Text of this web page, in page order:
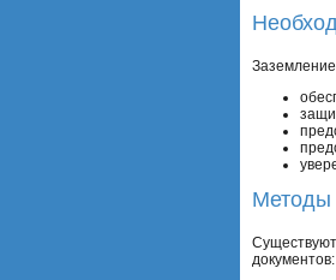
Методы
документов: